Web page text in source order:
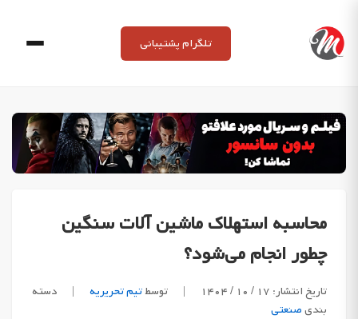
content
تلگرام پشتیبانی
محاسبه استهلاک ماشین آلات سنگین
چطور انجام می‌شود؟
تاریخ انتشار: ۱۷ / ۱۰ / ۱۴۰۴ | توسطتیم تحریریه |
دسته
بندیصنعتی